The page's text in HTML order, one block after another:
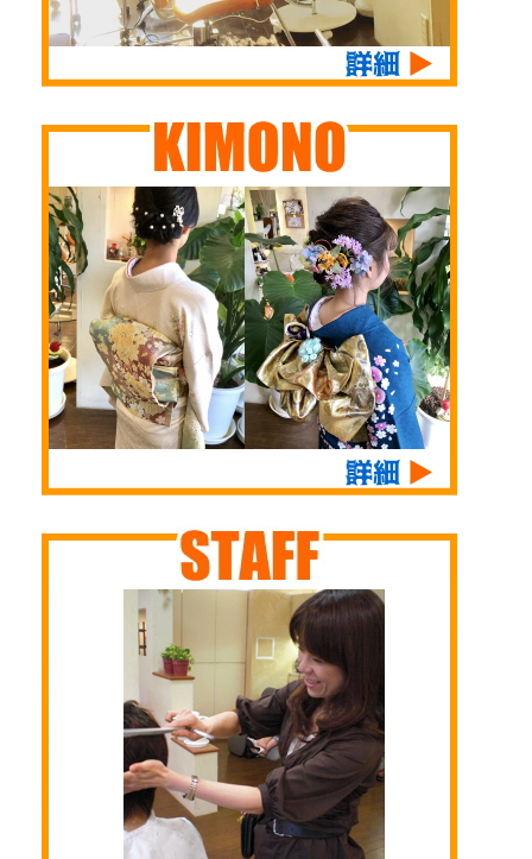
グを作成依頼している
工場の様子なども見せ
ファを着ようかと思い
まして。 ...